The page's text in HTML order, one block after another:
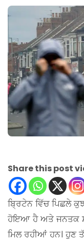
Share this post
ਬ੍ਰਿਟੇਨ ਵਿੱਚ ਪਿਛਲੇ
ਹੋਇਆ ਹੈ ਅਤੇ ਜਨਤਕ
ਮਿਲ ਰਹੀਆਂ ਹਨ। ਹੁਣ